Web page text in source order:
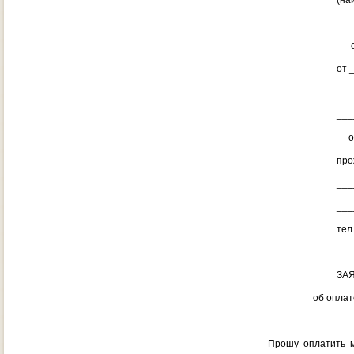
субъекта
от
отчество
тел.
об оплате
Прошу оплатить